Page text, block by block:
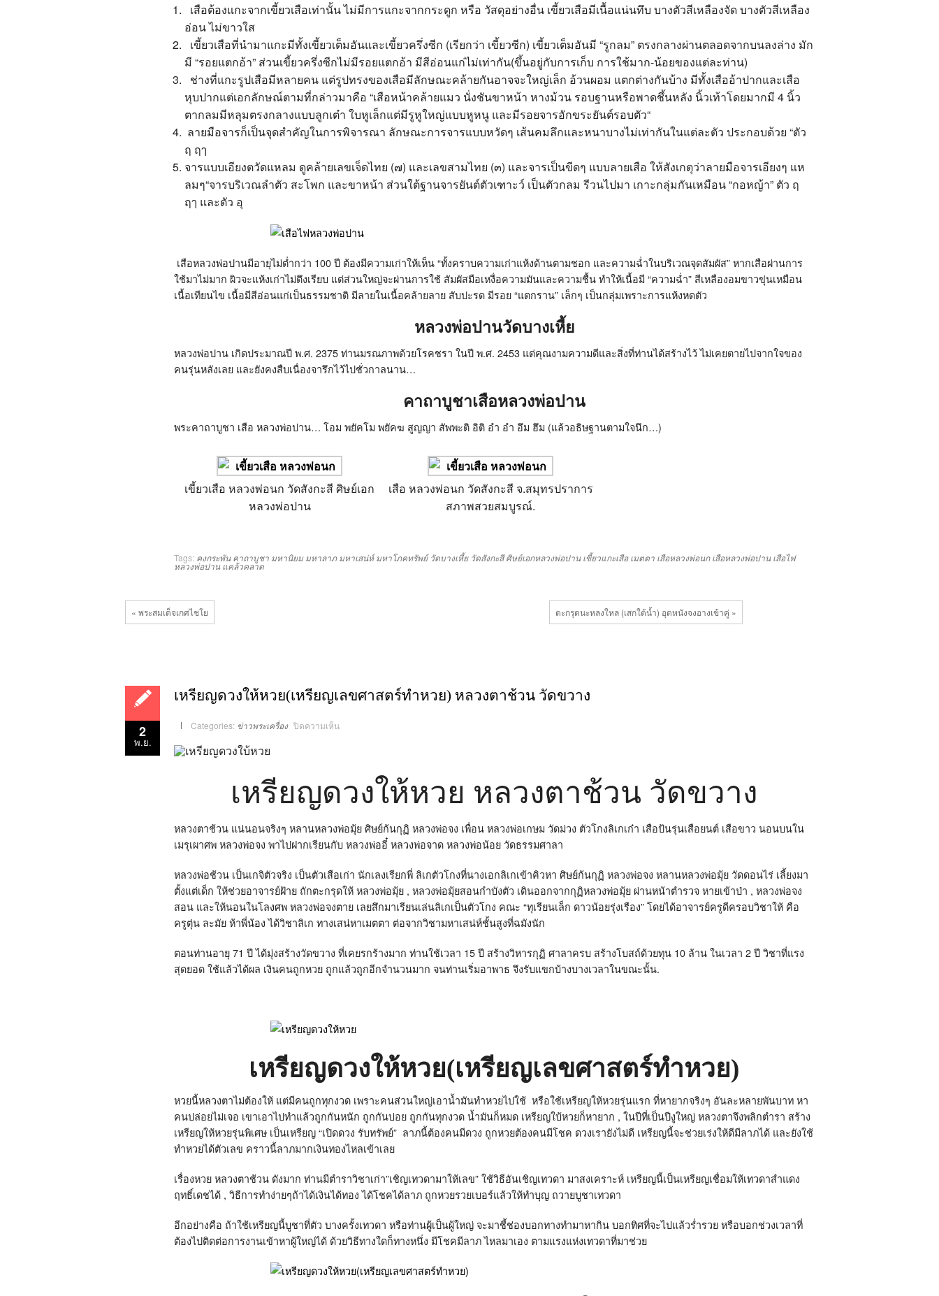
เสือต้องแกะจากเขี้ยวเสือเท่านั้น ไม่มีการแกะจากกระดูก หรือ วัสดุอย่างอื่น เขี้ยวเสือมีเนื้อแน่นทึบ บางตัวสีเหลืองจัด บางตัวสีเหลือง
อ่อน ไม่ขาวใส
เขี้ยวเสือที่นำมาแกะมีทั้งเขี้ยวเต็มอันและเขี้ยวครึ่งซีก (เรียกว่า เขี้ยวซีก) เขี้ยวเต็มอันมี “รูกลม” ตรงกลางผ่านตลอดจากบนลงล่าง มัก
มี “รอยแตกอ้า” ส่วนเขี้ยวครึ่งซีกไม่มีรอยแตกอ้า มีสีอ่อนแก่ไม่เท่ากัน(ขึ้นอยู่กับการเก็บ การใช้มาก-น้อยของแต่ละท่าน)
ช่างที่แกะรูปเสือมีหลายคน แต่รูปทรงของเสือมีลักษณะคล้ายกันอาจจะใหญ่เล็ก อ้วนผอม แตกต่างกันบ้าง มีทั้งเสืออ้าปากและเสือ
หุบปากแต่เอกลักษณ์ตามที่กล่าวมาคือ “เสือหน้าคล้ายแมว นั่งชันขาหน้า หางม้วน รอบฐานหรือพาดชึ้นหลัง นิ้วเท้าโดยมากมี 4 นิ้ว
ตากลมมีหลุมตรงกลางแบบลูกเต๋า ใบหูเล็กแต่มีรูหูใหญ่แบบหูหนู และมีรอยจารอักขระยันต์รอบตัว“
ลายมือจารก็เป็นจุดสำคัญในการพิจารณา ลักษณะการจารแบบหวัดๆ เส้นคมลึกและหนาบางไม่เท่ากันในแต่ละตัว ประกอบด้วย “ตัว
ฤ ฤๅ
จารแบบเอียงตวัดแหลม ดูคล้ายเลขเจ็ดไทย (๗) และเลขสามไทย (๓) และจารเป็นขีดๆ แบบลายเสือ ให้สังเกตุว่าลายมือจารเอียงๆ แห
ลมๆ“จารบริเวณลำตัว สะโพก และขาหน้า ส่วนใต้ฐานจารยันต์ตัวเฑาะว์ เป็นตัวกลม รีวนไปมา เกาะกลุ่มกันเหมือน“กอหญ้า” ตัว ฤ
ฤๅ และตัว อุ
เสือหลวงพ่อปานมีอายุไม่ต่ำกว่า 100ปี ต้องมีความเก่าให้เห็น“ทั้งคราบความเก่าแห้งด้านตามชอก และความฉ่ำในบริเวณจุดสัมผัส”หากเสือผ่านการ
ใช้มาไม่มาก ผิวจะแห้งเก่าไม่ตึงเรียบ แต่ส่วนใหญ่จะผ่านการใช้ สัมผัสมือเหงื่อความมันและความชื้น ทำให้เนื้อมี “ความฉ่ำ” สีเหลืองอมขาวขุ่นเหมือน
เนื้อเทียนไข เนื้อมีสีอ่อนแก่เป็นธรรมชาติ มีลายในเนื้อคล้ายลาย สับปะรด มีรอย“แตกราน” เล็กๆ เป็นกลุ่มเพราะการแห้งหดตัว
หลวงพ่อปานวัดบางเหี้ย
หลวงพ่อปาน เกิดประมาณปี พ.ศ. 2375 ท่านมรณภาพด้วยโรคชรา ในปี พ.ศ. 2453 แต่คุณงามความดีและสิ่งที่ท่านได้สร้างไว้ ไม่เคยตายไปจากใจของ
คนรุ่นหลังเลย และยังคงสืบเนื่องจารึกไว้ไปชั่วกาลนาน…
คาถาบูชาเสือหลวงพ่อปาน
พระคาถาบูชา เสือ หลวงพ่อปาน… โอม พยัคโม พยัคฆ สูญญา สัพพะติ อิติ อำ อำ อึม ฮึม (แล้วอธิษฐานตามใจนึก…)
เขี้ยวเสือ หลวงพ่อนก วัดสังกะสี ศิษย์เอก
หลวงพ่อปาน
เสือ หลวงพ่อนก วัดสังกะสี จ.สมุทรปราการ
สภาพสวยสมบูรณ์.
Tags: คงกระพัน คาถาบูชา มหานิยม มหาลาภ มหาเสน่ห์ มหาโภคทรัพย์ วัดบางเหี้ย วัดสังกะสี ศิษย์เอกหลวงพ่อปาน เขี้ยวแกะเสือ เมตตา เสือหลวงพ่อนก เสือหลวงพ่อปาน เสือไฟ
หลวงพ่อปาน แคล้วคลาด
« พระสมเด็จเกศไชโย ตะกรุดนะหลงใหล (เสกใต้น้ำ) อุดหนังจงอางเข้าคู่ »
2
พ.ย.
เหรียญดวงให้หวย(เหรียญเลขศาสตร์ทำหวย) หลวงตาช้วน วัดขวาง
Categories: ข่าวพระเครื่อง ปิดความเห็นบน
เหรียญ
ทำ
หวย)
ช้วน
วัด
ขวาง
เหรียญดวงให้หวย หลวงตาช้วน วัดขวาง
หลวงตาช้วน แน่นอนจริงๆ หลานหลวงพ่อมุ้ย ศิษย์ก้นกุฏิ หลวงพ่อจง เพื่อน หลวงพ่อเกษม วัดม่วง ตัวโกงลิเกเก๋า เสือป้นรุ่นเสือยนต์ เสือขาว นอนบนใน
เมรุเผาศพ หลวงพ่อจง พาไปฝากเรียนกับ หลวงพ่ออี๋ หลวงพ่อจาด หลวงพ่อน้อย วัดธรรมศาลา
หลวงพ่อช้วน เป็นเกจิตัวจริง เป็นตัวเสือเก่า นักเลงเรียกพี่ ลิเกตัวโกงที่นางเอกลิเกเข้าคิวหา ศิษย์ก้นกุฏิ หลวงพ่อจง หลานหลวงพ่อมุ้ย วัดดอนไร่ เลี้ยงมา
ตั้งแต่เด็ก ให้ช่วยอาจารย์ฝ้าย ถักตะกรุดให้ หลวงพ่อมุ้ย , หลวงพ่อมุ้ยสอนกำบังตัว เดินออกจากกุฏิหลวงพ่อมุ้ย ผ่านหน้าตำรวจ หายเข้าป่า , หลวงพ่อจง
สอน และให้นอนในโลงศพ หลวงพ่อจงตาย เลยสึกมาเรียนเล่นลิเกเป็นตัวโกง คณะ “ทุเรียนเล็ก ดาวน้อยรุ่งเรือง” โดยได้อาจารย์ครูดีครอบวิชาให้ คือ
ครูตุ่น ละมัย ห้าพี่น้อง ได้วิชาลิเก ทางเสน่หาเมตตา ต่อจากวิชามหาเสน่ห์ชั้นสูงที่ฉมังนัก
ตอนท่านอายุ 71 ปี ได้มุ่งสร้างวัดขวาง ที่เคยรกร้างมาก ท่านใช้เวลา 15 ปี สร้างวิหารกุฏิ ศาลาครบ สร้างโบสถ์ด้วยทุน 10 ล้าน ในเวลา 2 ปี วิชาที่แรง
สุดยอด ใช้แล้วได้ผล เงินคนถูกหวย ถูกแล้วถูกอีกจำนวนมาก จนท่านเริ่มอาพาธ จึงรับแขกบ้างบางเวลาในขณะนั้น.
เหรียญดวงให้หวย(เหรียญเลขศาสตร์ทำหวย)
หวยนี้หลวงตาไม่ต้องให้ แต่มีคนถูกทุกงวด เพราะคนส่วนใหญ่เอาน้ำมันทำหวยไปใช้ หรือใช้เหรียญให้หวยรุ่นแรก ที่หายากจริงๆ อันละหลายพันบาท หา
คนปล่อยไม่เจอ เขาเอาไปทำแล้วถูกกันหนัก ถูกกันบ่อย ถูกกันทุกงวด น้ำมันก็หมด เหรียญใบ้หวยก็หายาก , ในปีที่เป็นปีงูใหญ่ หลวงตาจึงพลิกตำรา สร้าง
เหรียญให้หวยรุ่นพิเศษ เป็นเหรียญ “เปิดดวง รับทรัพย์” ลาภนี้ต้องคนมีดวง ถูกหวยต้องคนมีโชค ดวงเรายังไม่ดี เหรียญนี้จะช่วยเร่งให้ดีมีลาภได้ และยังใช้
ทำหวยได้ตัวเลข คราวนี้ลาภมากเงินทองไหลเข้าเลย
เรื่องหวย หลวงตาช้วน ดังมาก ท่านมีตำราวิชาเก่า”เชิญเทวดามาให้เลข” ใช้วิธีอันเชิญเทวดา มาสงเคราะห์ เหรียญนี้เป็นเหรียญเชื่อมให้เทวดาสำแดง
ฤทธิ์เดชได้ , วิธีการทำง่ายๆถ้าได้เงินได้ทอง ได้โชคได้ลาภ ถูกหวยรวยเบอร์แล้วให้ทำบุญ ถวายบูชาเทวดา
อีกอย่างคือ ถ้าใช้เหรียญนี้บูชาที่ตัว บางครั้งเทวดา หรือท่านผู้เป็นผู้ใหญ่ จะมาชี้ช่องบอกทางทำมาหากิน บอกทิศที่จะไปแล้วร่ำรวย หรือบอกช่วงเวลาที่
ต้องไปติดต่อการงานเข้าหาผู้ใหญ่ได้ ด้วยวิธีทางใดก็ทางหนึ่ง มีโชคมีลาภ ไหลมาเอง ตามแรงแห่งเทวดาที่มาช่วย